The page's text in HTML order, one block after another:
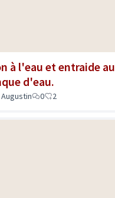
à l'eau et entraide au
d'eau.
0 2